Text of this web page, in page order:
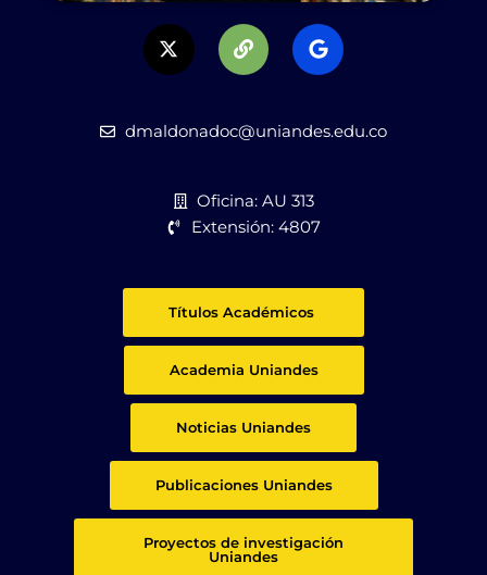
X
-
t
t
r
L
i
n
G
o
o
e
dmaldonadoc@uniandes.edu.co
Oficina: AU 313
Extensión: 4807
Títulos Académicos
Academia Uniandes
Noticias Uniandes
Publicaciones Uniandes
Proyectos de investigación
Uniandes